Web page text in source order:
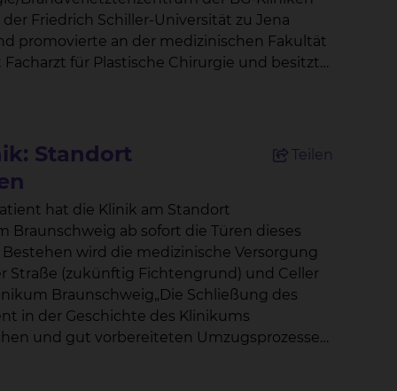
promovierte an der medizinischen Fakultät
Schnitte und Nähte an feinsten
angeschlossenem Gewebe zur
Rückenmuskel, abgelöst und
angeschlossen. Als neuer
wichtig ist ihm
„Nur gemeinsam können
Standort
Teilen
hat die Klinik am Standort
Straße (zukünftig Fichtengrund) und Celler
Braunschweig„Die Schließung des
in der Geschichte des Klinikums